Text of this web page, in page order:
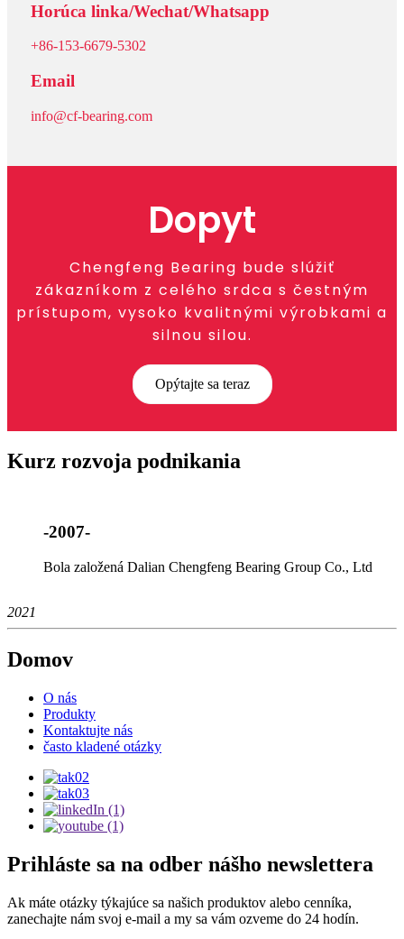
Horúca linka/Wechat/Whatsapp
+86-153-6679-5302
Email
info@cf-bearing.com
Dopyt
Chengfeng Bearing bude slúžiť
zákazníkom z celého srdca s čestným
prístupom, vysoko kvalitnými výrobkami a
silnou silou.
Opýtajte sa teraz
Kurz rozvoja podnikania
-2007-
Bola založená Dalian Chengfeng Bearing Group Co., Ltd
2021
Domov
O nás
Produkty
Kontaktujte nás
často kladené otázky
Prihláste sa na odber nášho newslettera
Ak máte otázky týkajúce sa našich produktov alebo cenníka,
zanechajte nám svoj e-mail a my sa vám ozveme do 24 hodín.